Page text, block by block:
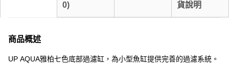
0)
貨說明
商品概述
UP AQUA雅柏七色底部過濾缸，為小型魚缸提供完善的過濾系統。